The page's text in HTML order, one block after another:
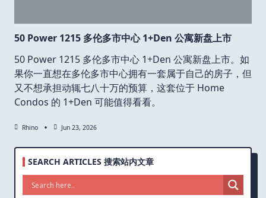
50 Power 1215 多伦多市中心 1+Den 公寓新盘上市
50 Power 1215 多伦多市中心 1+Den 公寓新盘上市。如
果你一直想在多伦多市中心拥有一套属于自己的房子，但
又不想承担动辄七八十万的预算，这套位于 Home
Condos 的 1+Den 可能值得看看。
Rhino Jun 23, 2026
SEARCH ARTICLES 搜索站内文章